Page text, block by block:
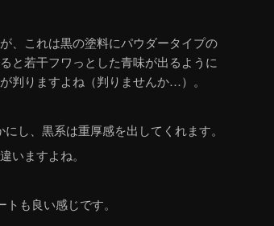
、これは黒の塗料にパウダータイプの
と若干フワっとした青味が出るように
判りますよね（判りませんか…）。
し、黒系は重厚感を出してくれます。
いますよね。
も良い感じです。